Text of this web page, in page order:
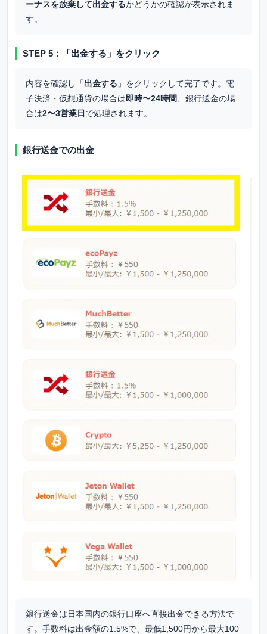
ーナスを放棄して出金するかどうかの確認が表示されま
す。
STEP 5：「出金する」をクリック
内容を確認し「出金する 」をクリックして完了です。電
子決済・仮想通貨の場合は即時〜24時間
、銀行送金の場
合は2〜3営業日 で処理されます。
銀行送金での出金
銀行送金は日本国内の銀行口座へ直接出金できる方法で
す。手数料は出金額の1.5%で、最低1,500円から最大100